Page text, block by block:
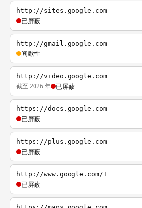
http://sites.google.com
已屏蔽
http://gmail.google.com
间歇性
http://video.google.com
截至 2026 年 已屏蔽
https://docs.google.com
已屏蔽
https://plus.google.com
已屏蔽
http://www.google.com/+
已屏蔽